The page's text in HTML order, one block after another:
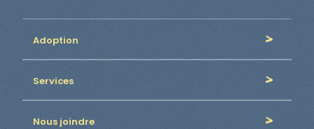
Adoption
Services
Nous joindre